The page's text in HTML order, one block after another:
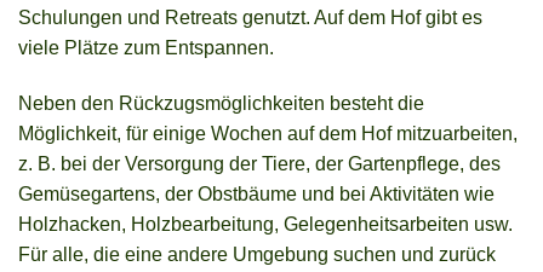
Schulungen und Retreats genutzt. Auf dem Hof ​​gibt es
viele Plätze zum Entspannen.
Neben den Rückzugsmöglichkeiten besteht die
Möglichkeit, für einige Wochen auf dem Hof ​​mitzuarbeiten,
z. B. bei der Versorgung der Tiere, der Gartenpflege, des
Gemüsegartens, der Obstbäume und bei Aktivitäten wie
Holzhacken, Holzbearbeitung, Gelegenheitsarbeiten usw.
Für alle, die eine andere Umgebung suchen und zurück